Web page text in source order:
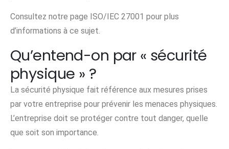
Consultez notre page ISO/IEC 27001 pour plus
d’informations à ce sujet.
Qu’entend-on par « sécurité
physique » ?
La sécurité physique fait référence aux mesures prises
par votre entreprise pour prévenir les menaces physiques.
L’entreprise doit se protéger contre tout danger, quelle
que soit son importance.